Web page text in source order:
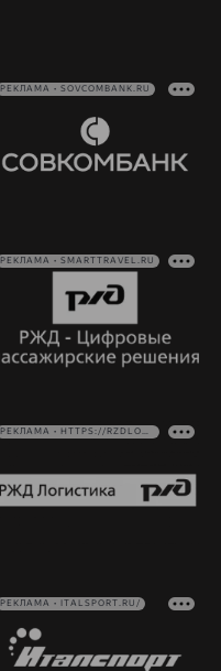
РЕКЛАМА • SOVCOMBANK.RU
РЕКЛАМА • SMARTTRAVEL.RU
РЕКЛАМА • HTTPS://RZDLOG.RU/
РЕКЛАМА • ITALSPORT.RU/